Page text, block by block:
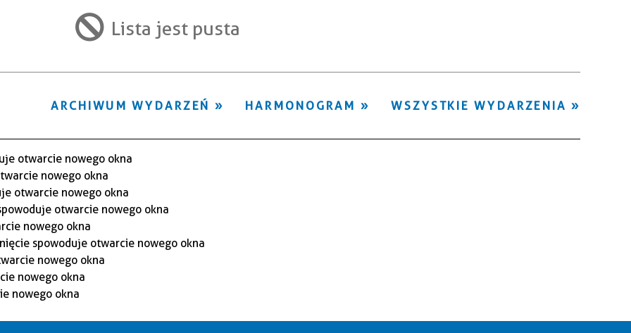
Miejsce
filtr
Lista jest pusta
WSZYSTKIE WYDARZENIA
HARMONOGRAM
ARCHIWUM WYDARZEŃ